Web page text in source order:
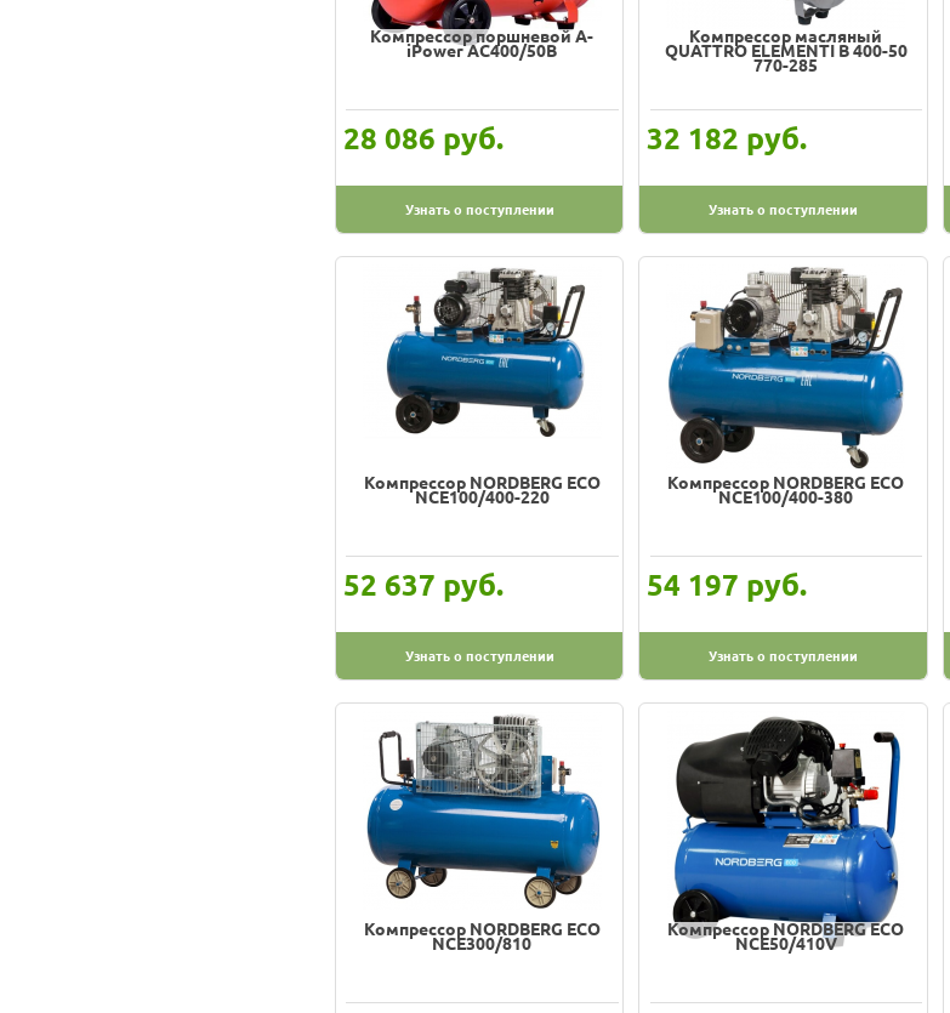
Компрессор поршневой A-
iPower AC400/50B
28 086 руб.
Узнать о поступлении
Компрессор масляный
QUATTRO ELEMENTI B 400-50
770-285
32 182 руб.
Узнать о поступлении
Компрессор NORDBERG ECO
NCE100/400-220
52 637 руб.
Узнать о поступлении
Компрессор NORDBERG ECO
NCE100/400-380
54 197 руб.
Узнать о поступлении
Компрессор NORDBERG ECO
NCE300/810
Компрессор NORDBERG ECO
NCE50/410V